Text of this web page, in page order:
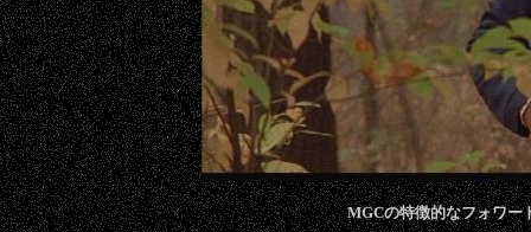
MGCの特徴的なフォワ